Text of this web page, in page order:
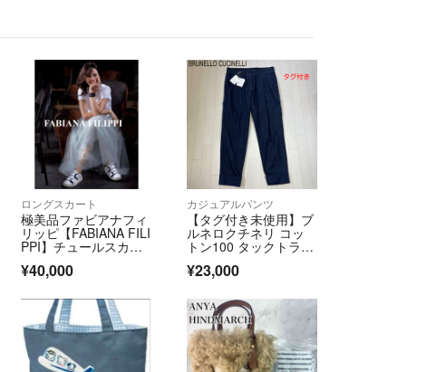
ロングスカート
極美品ファビアナフィ
リッピ【FABIANA FILI
PPI】チュールスカー
¥40,000
カジュアルパンツ
【タグ付き未使用】ブ
ルネロクチネリ コッ
トン100 タックトラウ
¥23,000